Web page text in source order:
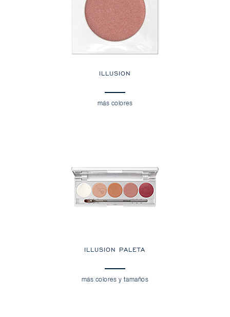
ILLUSION
más colores
ILLUSION PALETA
más colores y tamaños